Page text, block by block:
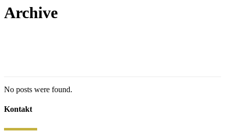
Archive
No posts were found.
Kontakt